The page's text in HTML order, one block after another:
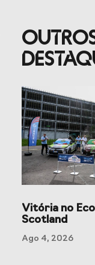
Jogos
Vitória no
Scotland
Ago 4, 2026